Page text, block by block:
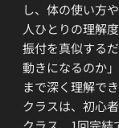
し、体の使い方
人ひとりの理解
振付を真似する
動きになるのか
まで深く理解で
クラスは、初心